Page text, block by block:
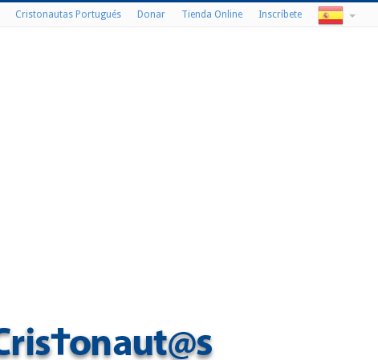
Cristonautas Portugués Donar Tienda Online Inscríbete